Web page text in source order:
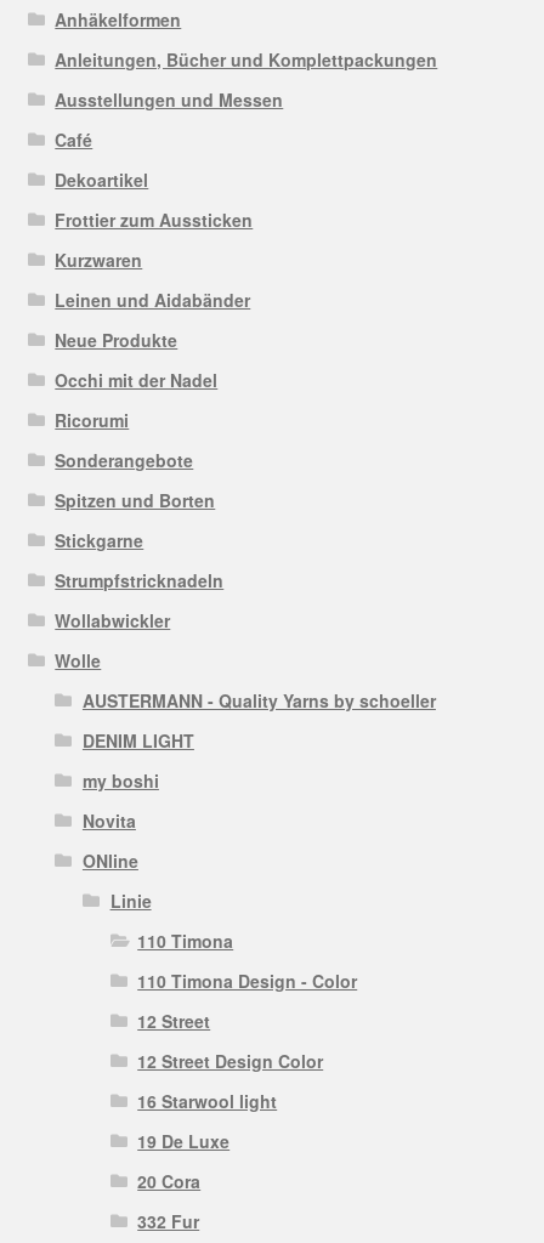
Anhäkelformen
Anleitungen, Bücher und Komplettpackungen
Ausstellungen und Messen
Café
Dekoartikel
Frottier zum Aussticken
Kurzwaren
Leinen und Aidabänder
Neue Produkte
Occhi mit der Nadel
Ricorumi
Sonderangebote
Spitzen und Borten
Stickgarne
Strumpfstricknadeln
Wollabwickler
Wolle
AUSTERMANN - Quality Yarns by schoeller
DENIM LIGHT
my boshi
Novita
ONline
Linie
110 Timona
110 Timona Design - Color
12 Street
12 Street Design Color
16 Starwool light
19 De Luxe
20 Cora
332 Fur